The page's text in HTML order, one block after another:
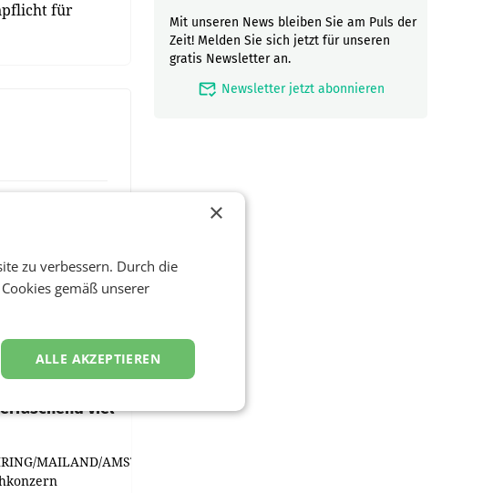
für
viel
MAILAND/AMSTERDAM.
Mit unseren News bleiben Sie am Puls der
Zeit! Melden Sie sich jetzt für unseren
gratis Newsletter an.
mark_email_read Newsletter jetzt abonnieren
×
zu verbessern. Durch die
gemäß unserer
ALLE AKZEPTIEREN